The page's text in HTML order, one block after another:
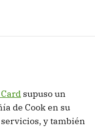
supuso un
de Cook en su
y también